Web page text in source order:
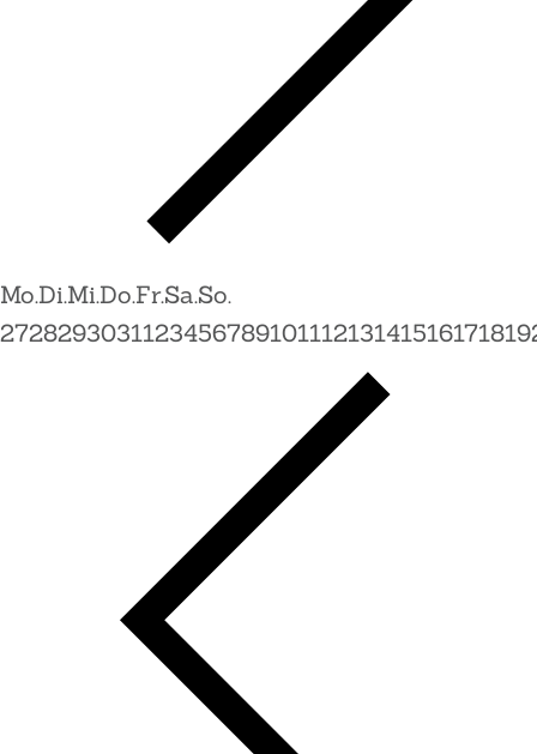
Mo.Di.Mi.Do.Fr.Sa.So.
272829303112345678910111213141516171819